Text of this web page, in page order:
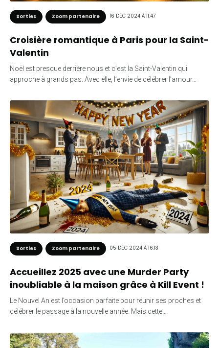
Sorties Zoom partenaire 16 DÉC 2024 À 11:47
Croisière romantique à Paris pour la Saint-
Valentin
Noël est presque derrière nous et c’est la Saint-Valentin qui
approche à grands pas. Avec elle, l’envie de célébrer l’amour…
Sorties Zoom partenaire 05 DÉC 2024 À 16:13
Accueillez 2025 avec une Murder Party
inoubliable à la maison grâce à Kill Event !
Le Nouvel An est l’occasion parfaite pour réunir ses proches et
célébrer le passage à la nouvelle année. Mais cette…